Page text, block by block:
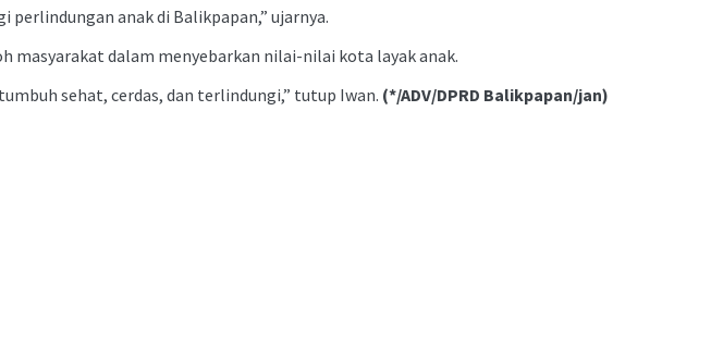
perlindungan anak di Balikpapan,” ujarnya.
masyarakat dalam menyebarkan nilai-nilai kota layak anak.
sehat, cerdas, dan terlindungi,” tutup Iwan. (*/ADV/DPRD Balikpapan/jan)